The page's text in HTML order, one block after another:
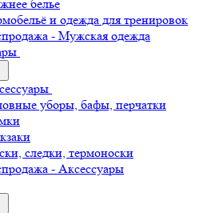
белье
и одежда для тренировок
- Мужская одежда
уборы, бафы, перчатки
следки, термоноски
- Аксессуары